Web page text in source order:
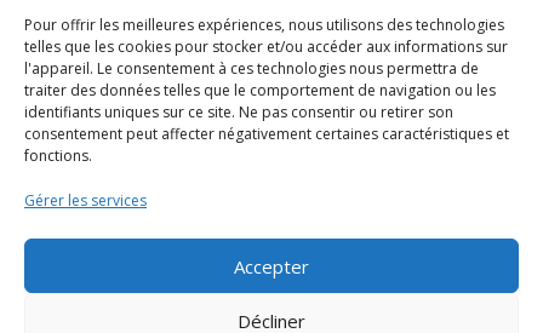
Pour offrir les meilleures expériences, nous utilisons des technologies
telles que les cookies pour stocker et/ou accéder aux informations sur
l'appareil. Le consentement à ces technologies nous permettra de
traiter des données telles que le comportement de navigation ou les
identifiants uniques sur ce site. Ne pas consentir ou retirer son
consentement peut affecter négativement certaines caractéristiques et
fonctions.
Gérer les services
Accepter
Décliner
Mail:
mairie.pietradiverde@wanadoo.fr
Adresse :Hôtel de ville de Pietra di Verde
Le village
20230 Pietra di Verde
© 2022 Mairie de Pietra Di Verde – Réalisation